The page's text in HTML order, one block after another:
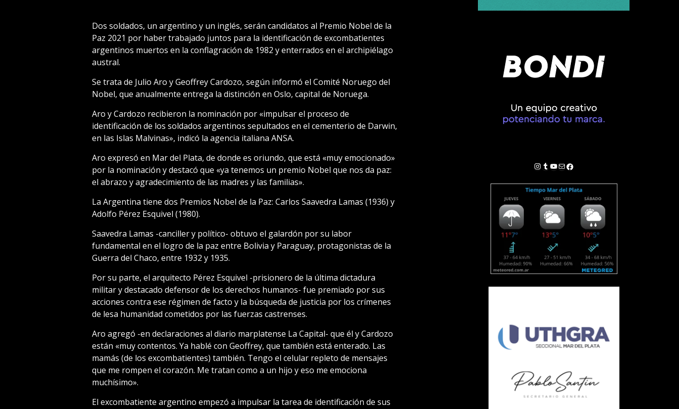
Dos soldados, un argentino y un inglés, serán candidatos al Premio Nobel de la
Paz 2021 por haber trabajado juntos para la identificación de excombatientes
argentinos muertos en la conflagración de 1982 y enterrados en el archipiélago
austral.
Se trata de Julio Aro y Geoffrey Cardozo, según informó el Comité Noruego del
Nobel, que anualmente entrega la distinción en Oslo, capital de Noruega.
Aro y Cardozo recibieron la nominación por «impulsar el proceso de
identificación de los soldados argentinos sepultados en el cementerio de Darwin,
en las Islas Malvinas», indicó la agencia italiana ANSA.
Aro expresó en Mar del Plata, de donde es oriundo, que está «muy emocionado»
por la nominación y destacó que «ya tenemos un premio Nobel que nos da paz:
el abrazo y agradecimiento de las madres y las familias».
La Argentina tiene dos Premios Nobel de la Paz: Carlos Saavedra Lamas (1936) y
Adolfo Pérez Esquivel (1980).
Saavedra Lamas -canciller y político- obtuvo el galardón por su labor
fundamental en el logro de la paz entre Bolivia y Paraguay, protagonistas de la
Guerra del Chaco, entre 1932 y 1935.
Por su parte, el arquitecto Pérez Esquivel -prisionero de la última dictadura
militar y destacado defensor de los derechos humanos- fue premiado por sus
acciones contra ese régimen de facto y la búsqueda de justicia por los crímenes
de lesa humanidad cometidos por las fuerzas castrenses.
Aro agregó -en declaraciones al diario marplatense La Capital- que él y Cardozo
están «muy contentos. Ya hablé con Geoffrey, que también está enterado. Las
mamás (de los excombatientes) también. Tengo el celular repleto de mensajes
que me rompen el corazón. Me tratan como a un hijo y eso me emociona
muchísimo».
El excombatiente argentino empezó a impulsar la tarea de identificación de sus
Instagram
Tumblr
YouTube
Correo electrónico
Facebook